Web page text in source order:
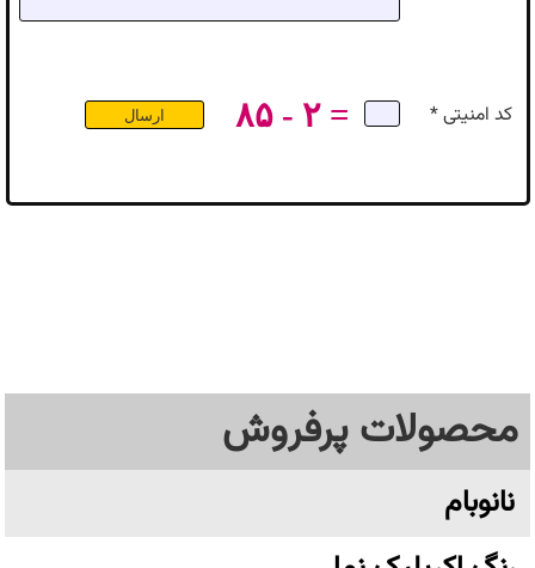
کد امنیتی * ۸۵ - ۲ =
محصولات پرفروش
نانوبام